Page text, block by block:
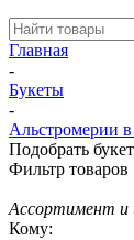
Главная
-
Букеты
-
Альстромерии
Подобрать букет
Фильтр товаров
Ассортимент и
Кому: